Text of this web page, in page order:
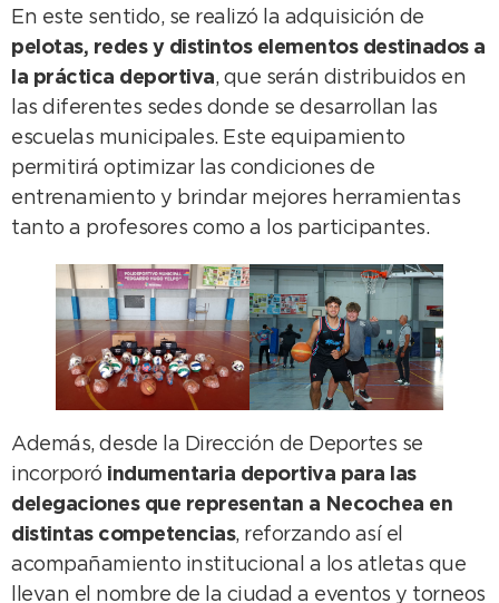
En este sentido, se realizó la adquisición de
pelotas, redes y distintos elementos destinados a
la práctica deportiva, que serán distribuidos en
las diferentes sedes donde se desarrollan las
escuelas municipales. Este equipamiento
permitirá optimizar las condiciones de
entrenamiento y brindar mejores herramientas
tanto a profesores como a los participantes.
Además, desde la Dirección de Deportes se
incorporó indumentaria deportiva para las
delegaciones que representan a Necochea en
distintas competencias, reforzando así el
acompañamiento institucional a los atletas que
llevan el nombre de la ciudad a eventos y torneos